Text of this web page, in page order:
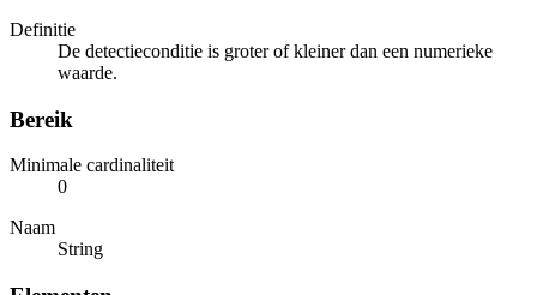
Definitie
De detectieconditie is groter of kleiner dan een numerieke
waarde.
Bereik
Minimale cardinaliteit
0
Naam
String